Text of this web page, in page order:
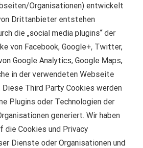
Organisationen) entwickelt
Drittanbieter entstehen
die „social media plugins“ der
von Facebook, Google+, Twitter,
Google Analytics, Google Maps,
in der verwendeten Webseite
Diese Third Party Cookies werden
Plugins oder Technologien der
generiert. Wir haben
die Cookies und Privacy
Dienste oder Organisationen und